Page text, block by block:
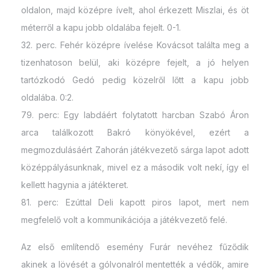
oldalon, majd középre ívelt, ahol érkezett Miszlai, és öt
méterről a kapu jobb oldalába fejelt. 0-1.
32. perc. Fehér középre ívelése Kovácsot találta meg a
tizenhatoson belül, aki középre fejelt, a jó helyen
tartózkodó Gedó pedig közelről lőtt a kapu jobb
oldalába. 0:2.
79. perc: Egy labdáért folytatott harcban Szabó Áron
arca találkozott Bakró könyökével, ezért a
megmozdulásáért Zahorán játékvezető sárga lapot adott
középpályásunknak, mivel ez a második volt nekí, így el
kellett hagynia a játékteret.
81. perc: Ezúttal Deli kapott piros lapot, mert nem
megfelelő volt a kommunikációja a játékvezető felé.
Az első említendő esemény Furár nevéhez fűződik
akinek a lövését a gólvonalról mentették a védők, amire